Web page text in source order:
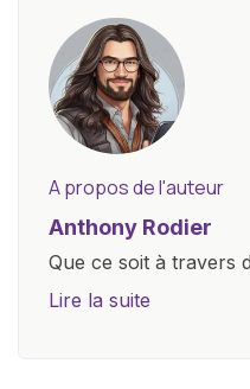
A propos de l'auteur
Anthony Rodier
Que ce soit à travers
des guides d'achat ou
Lire la suite